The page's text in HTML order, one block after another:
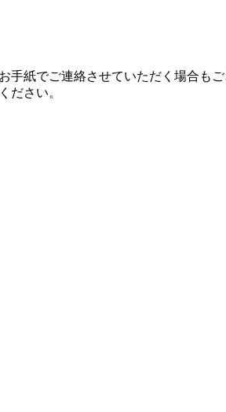
紙でご連絡させていただく場合も
ださい。